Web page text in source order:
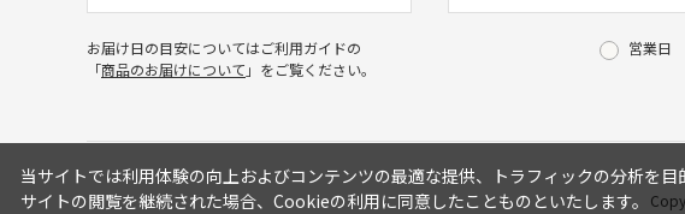
お届け日の目安についてはご利用ガイドの
「商品のお届けについて 」をご覧ください。
営業日
当サイトでは利用体験の向上およびコンテンツの最適な提供、トラフィックの分析を目
サイトの閲覧を継続された場合、Cookieの利用に同意したことものといたします。